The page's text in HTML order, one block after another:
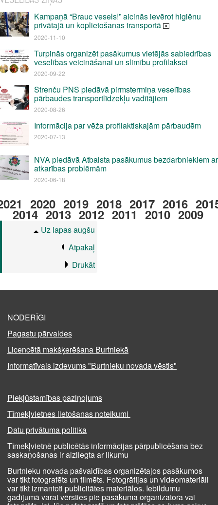
Kampaņā “Brauc vesels!” aicinās ievērot higiēnu
privātajā un koplietošanas transportā
2020-11-10
Turpinās organizēt pasākumus vietējās sabiedrības
veselības veicināšanai un slimību profilaksei
2020-09-22
Strenču PNS piedāvā pirmstermiņa veselības
pārbaudes transportlīdzekļu vadītājiem
2020-08-26
Informācija par vēža profilaktiskajām pārbaudēm
2020-07-13
NVA piedāvā Atbalsta pasākumus bezdarbniekiem ar
atkarības problēmām
2020-06-18
2020 2019 2018 2017 2016
2014 2013 2012 2011 2010 2009
Uz lapas augšu
Atpakaļ
Drukāt
NODERĪGI
Pagastu pārvaldes
Licencētā makšķerēšana Burtniekā
Informatīvais izdevums "Burtnieku novada vēstis"
Piekļūstamības paziņojums
Tīmekļvietnes lietošanas noteikumi
Datu privātuma politika
Tīmekļvietnē publicētās informācijas pārpublicēšana bez
saskaņošanas ir aizliegta ar likumu
Burtnieku novada pašvaldības organizētajos pasākumos
var tikt fotografēts un filmēts. Fotogrāfijas un videomateriāli
var tikt izmantoti publicitātes materiālos. Iebildumu
gadījumā varat vērsties pie pasākuma organizatora vai